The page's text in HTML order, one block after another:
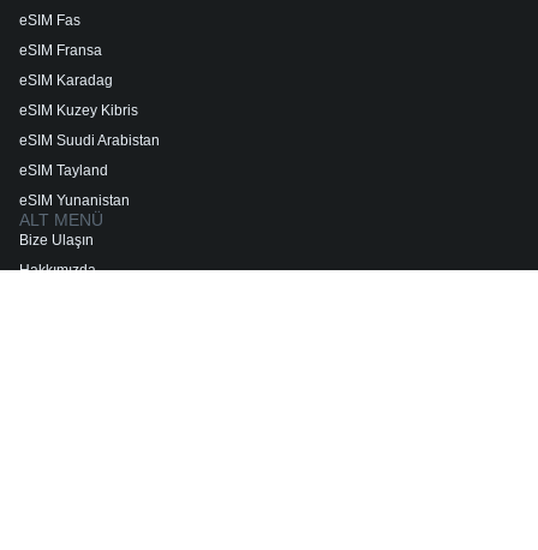
eSIM Fas
eSIM Fransa
eSIM Karadag
eSIM Kuzey Kibris
eSIM Suudi Arabistan
eSIM Tayland
eSIM Yunanistan
ALT MENÜ
Bize Ulaşın
Hakkımızda